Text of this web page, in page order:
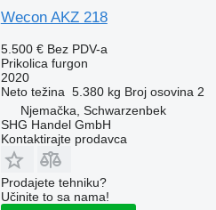
Wecon AKZ 218
5.500 € Bez PDV-a
Prikolica furgon
2020
Neto težina 5.380 kg Broj osovina 2
Njemačka, Schwarzenbek
SHG Handel GmbH
Kontaktirajte prodavca
Prodajete tehniku?
Učinite to sa nama!